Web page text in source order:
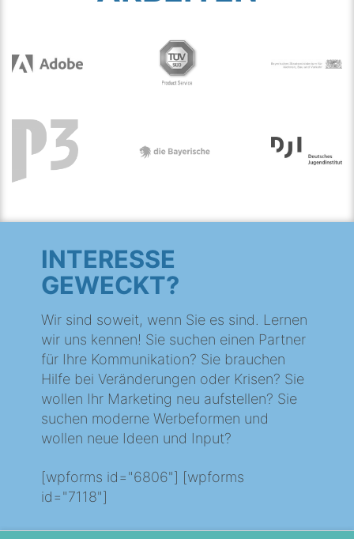
INTERESSE
GEWECKT?
Wir sind soweit, wenn Sie es sind. Lernen
wir uns kennen! Sie suchen einen Partner
für Ihre Kommunikation? Sie brauchen
Hilfe bei Veränderungen oder Krisen? Sie
wollen Ihr Marketing neu aufstellen? Sie
suchen moderne Werbeformen und
wollen neue Ideen und Input?
[wpforms id="6806"] [wpforms
id="7118"]